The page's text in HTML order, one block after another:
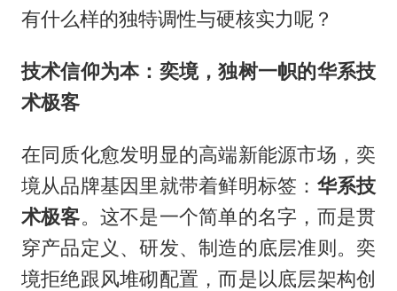
有什么样的独特调性与硬核实力呢？
技术信仰为本：奕境，独树一帜的华系技
术极客
在同质化愈发明显的高端新能源市场，奕
境从品牌基因里就带着鲜明标签： 华系技
术极客。这不是一个简单的名字，而是贯
穿产品定义、研发、制造的底层准则。奕
境拒绝跟风堆砌配置，而是以底层架构创